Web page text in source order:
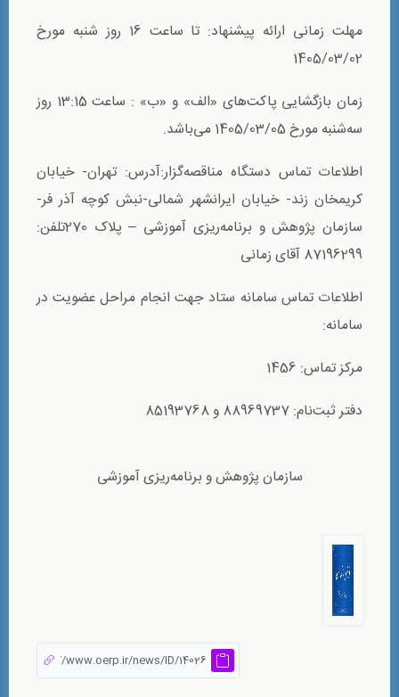
مهلت زمانی ارائه پیشنهاد: تا ساعت 16 روز شنبه مورخ
1405/03/02
زمان بازگشایی پاکت‌های «الف» و «ب» : ساعت 13:15 روز
سه‌شنبه مورخ 1405/03/05 می‌باشد.
اطلاعات تماس دستگاه مناقصه‌گزار:آدرس: تهران- خیابان
کریمخان زند- خیابان ایرانشهر شمالی-نبش کوچه آذر فر-
سازمان پژوهش و برنامه‌ریزی آموزشی – پلاک 270تلفن:
87196299 آقای زمانی
اطلاعات تماس سامانه ستاد جهت انجام مراحل عضویت در
سامانه:
مرکز تماس: 1456
دفتر ثبت‌نام: 88969737 و 85193768
سازمان پژوهش و برنامه‌ریزی آموزشی